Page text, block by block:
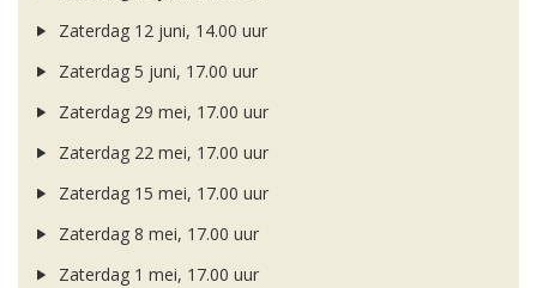
Zaterdag 12 juni, 14.00 uur
Zaterdag 5 juni, 17.00 uur
Zaterdag 29 mei, 17.00 uur
Zaterdag 22 mei, 17.00 uur
Zaterdag 15 mei, 17.00 uur
Zaterdag 8 mei, 17.00 uur
Zaterdag 1 mei, 17.00 uur